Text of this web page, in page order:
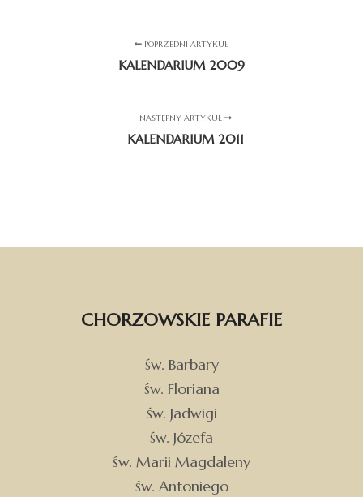
POPRZEDNI ARTYKUŁ
KALENDARIUM 2009
NASTĘPNY ARTYKUŁ
KALENDARIUM 2011
CHORZOWSKIE PARAFIE
św. Barbary
św. Floriana
św. Jadwigi
św. Józefa
św. Marii Magdaleny
św. Antoniego